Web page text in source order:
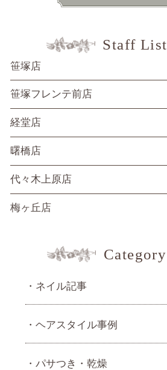
Staff List
笹塚店
笹塚フレンテ前店
経堂店
曙橋店
代々木上原店
梅ヶ丘店
Category
ネイル記事
ヘアスタイル事例
パサつき・乾燥